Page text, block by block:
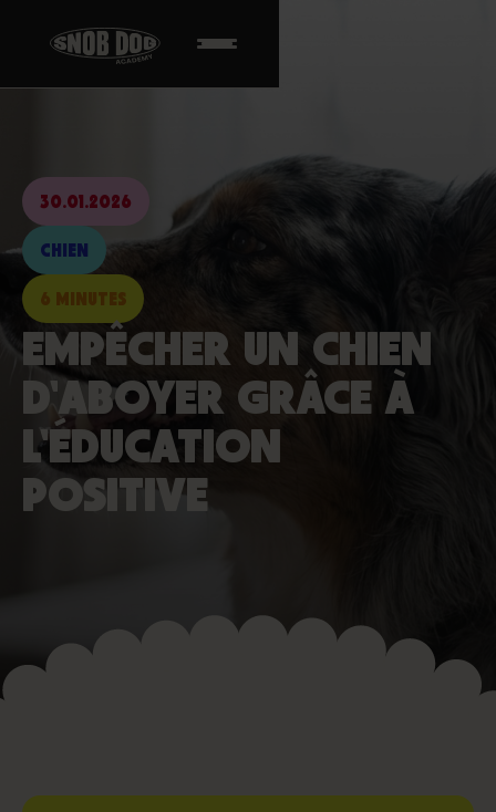
30.01.2026
CHIEN
6 MINUTES
EMPÊCHER UN CHIEN
D'ABOYER GRÂCE À
L'ÉDUCATION
POSITIVE